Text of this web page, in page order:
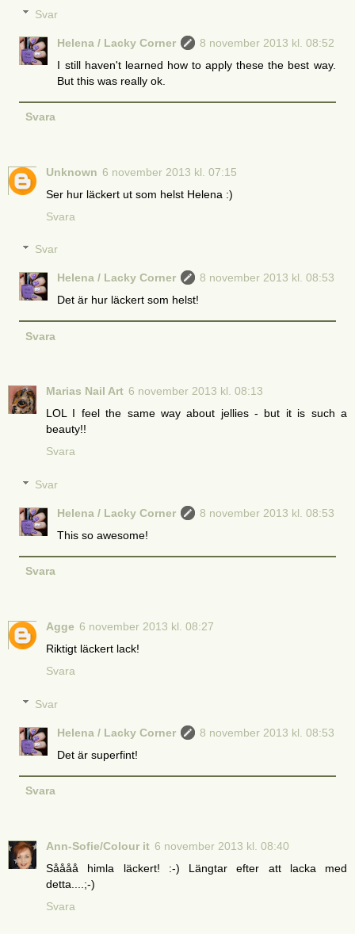
Svar
Helena / Lacky Corner
8 november 2013 kl. 08:52
I still haven't learned how to apply these the best way.
But this was really ok.
Svara
Unknown 6 november 2013 kl. 07:15
Ser hur läckert ut som helst Helena :)
Svara
Svar
Helena / Lacky Corner
8 november 2013 kl. 08:53
Det är hur läckert som helst!
Svara
Marias Nail Art 6 november 2013 kl. 08:13
LOL I feel the same way about jellies - but it is such a
beauty!!
Svara
Svar
Helena / Lacky Corner
8 november 2013 kl. 08:53
This so awesome!
Svara
Agge 6 november 2013 kl. 08:27
Riktigt läckert lack!
Svara
Svar
Helena / Lacky Corner
8 november 2013 kl. 08:53
Det är superfint!
Svara
Ann-Sofie/Colour it 6 november 2013 kl. 08:40
Såååå himla läckert! :-) Längtar efter att lacka med
detta....;-)
Svara